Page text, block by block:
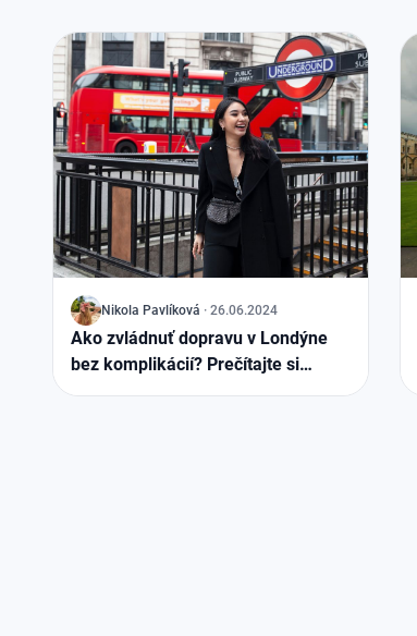
J Nikola Pavlíková · 26.06.2024
Ako zvládnuť dopravu v Londýne
bez komplikácií? Prečítajte si
kompletnú príručku